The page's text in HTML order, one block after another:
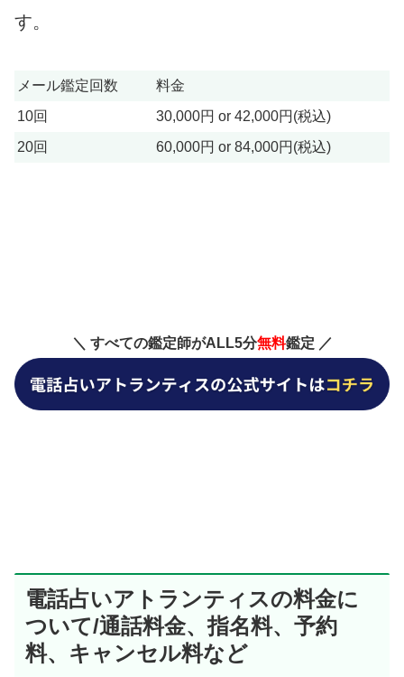
す。
メール鑑定回数
料金
10回
30,000円 or 42,000円(税込)
20回
60,000円 or 84,000円(税込)
＼ すべての鑑定師がALL5分無料鑑定 ／
電話占いアトランティスの料金に
ついて/通話料金、指名料、予約
料、キャンセル料など